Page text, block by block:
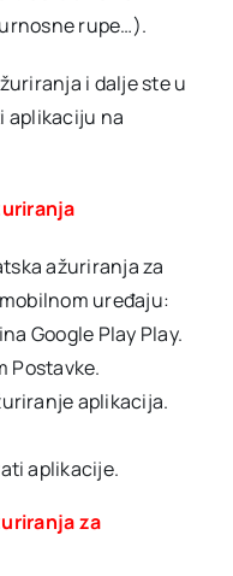
rupe…).
i dalje ste u
aplikaciju na
ažuriranja za
uređaju:
Google Play Play.
Postavke.
aplikacija.
aplikacije.
za